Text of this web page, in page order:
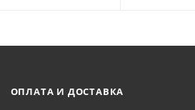
ОПЛАТА И ДОСТАВКА